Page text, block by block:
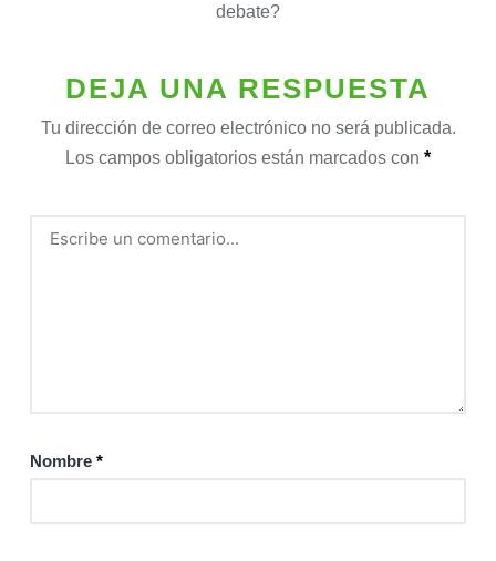
debate?
DEJA UNA RESPUESTA
Tu dirección de correo electrónico no será publicada.
Los campos obligatorios están marcados con *
Nombre *